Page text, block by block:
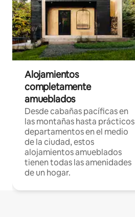
Alojamientos
completamente
amueblados
Desde cabañas pacíficas en
las montañas hasta prácticos
departamentos en el medio
de la ciudad, estos
alojamientos amueblados
tienen todas las amenidades
de un hogar.